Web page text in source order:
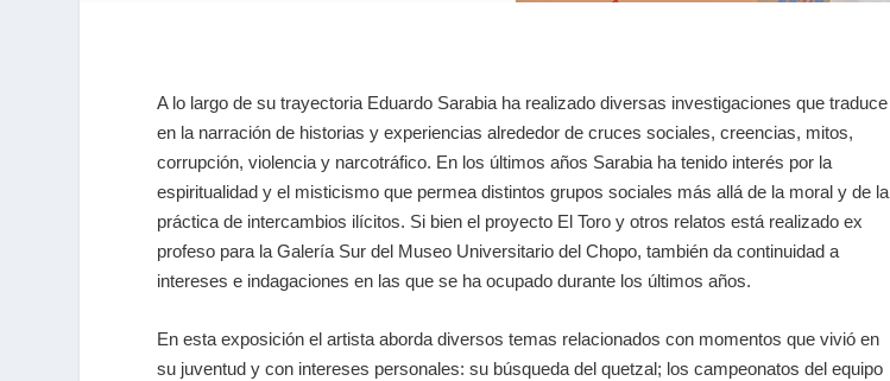
A lo largo de su trayectoria Eduardo Sarabia ha realizado diversas investigaciones que traduce
en la narración de historias y experiencias alrededor de cruces sociales, creencias, mitos,
corrupción, violencia y narcotráfico. En los últimos años Sarabia ha tenido interés por la
espiritualidad y el misticismo que permea distintos grupos sociales más allá de la moral y de la
práctica de intercambios ilícitos. Si bien el proyecto El Toro y otros relatos está realizado ex
profeso para la Galería Sur del Museo Universitario del Chopo, también da continuidad a
intereses e indagaciones en las que se ha ocupado durante los últimos años.
En esta exposición el artista aborda diversos temas relacionados con momentos que vivió en
su juventud y con intereses personales: su búsqueda del quetzal; los campeonatos del equipo